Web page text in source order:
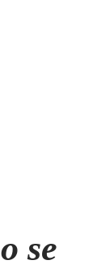
se